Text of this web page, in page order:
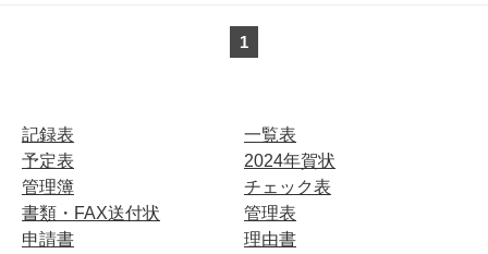
1
記録表
一覧表
予定表
2024年賀状
管理簿
チェック表
書類・FAX送付状
管理表
申請書
理由書